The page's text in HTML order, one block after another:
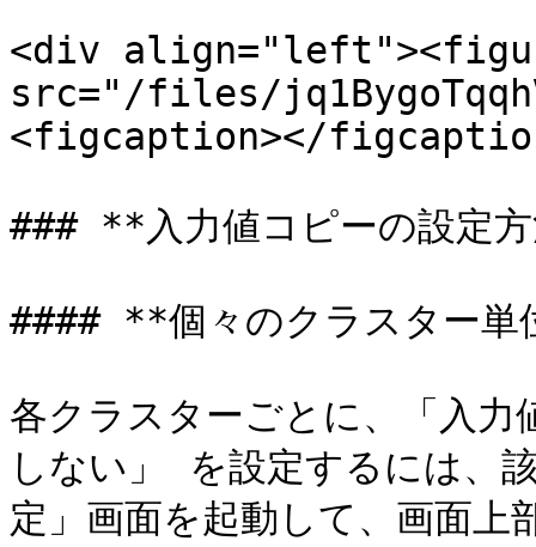
<div
src="/files/
<figcaption></
### **入力値コピーの設定
#### **個々のクラスター単
各クラスターごとに、「入
しない」 を設定するには、
定」画面を起動して、画面